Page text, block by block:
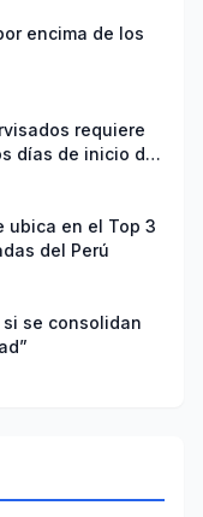
encima de los
requiere
días de inicio del
ubica en el Top 3
del Perú
si se consolidan